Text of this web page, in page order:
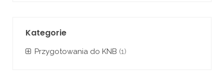
Kategorie
Przygotowania do KNB (1)